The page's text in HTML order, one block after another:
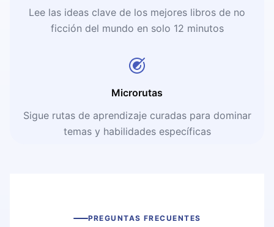
Lee las ideas clave de los mejores libros de no
ficción del mundo en solo 12 minutos
Microrutas
Sigue rutas de aprendizaje curadas para dominar
temas y habilidades específicas
PREGUNTAS FRECUENTES